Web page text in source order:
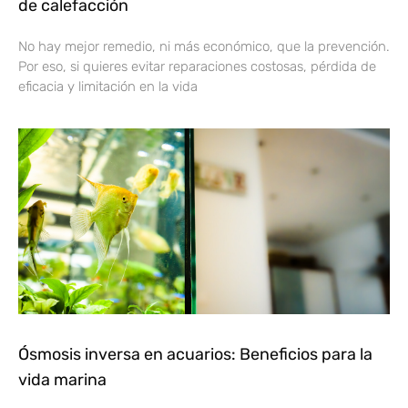
de calefacción
No hay mejor remedio, ni más económico, que la prevención.
Por eso, si quieres evitar reparaciones costosas, pérdida de
eficacia y limitación en la vida
Ósmosis inversa en acuarios: Beneficios para la
vida marina